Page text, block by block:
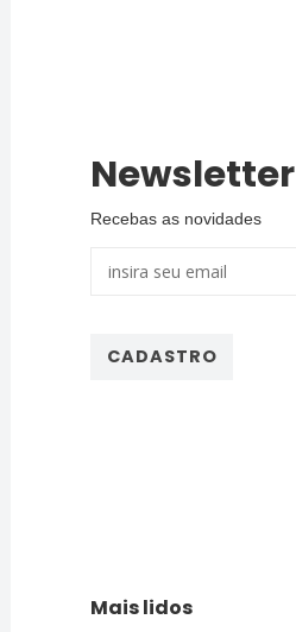
Newsletter
Recebas as novidades
Mais lidos